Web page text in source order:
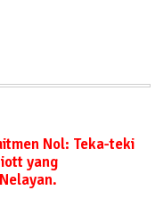
Nol: Teka-teki
yang